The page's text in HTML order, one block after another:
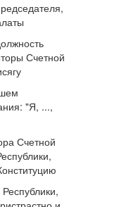
Счетной
"Я, ...,
Счетной